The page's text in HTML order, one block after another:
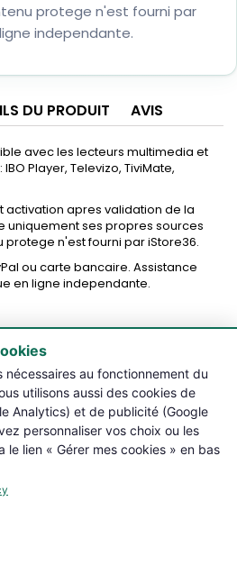
nécessaires au fonctionnement du
utilisons aussi des cookies de
Analytics) et de publicité (Google
personnaliser vos choix ou les
le lien « Gérer mes cookies » en bas
protege n'est fourni par
independante.
DU PRODUIT AVIS
avec les lecteurs multimedia et
Player, Televizo, TiviMate,
activation apres validation de la
uniquement ses propres sources
protege n'est fourni par iStore36.
ou carte bancaire. Assistance
en ligne independante.
